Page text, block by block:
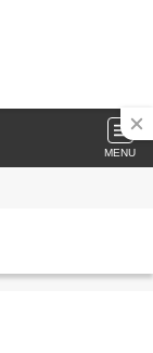
MENU